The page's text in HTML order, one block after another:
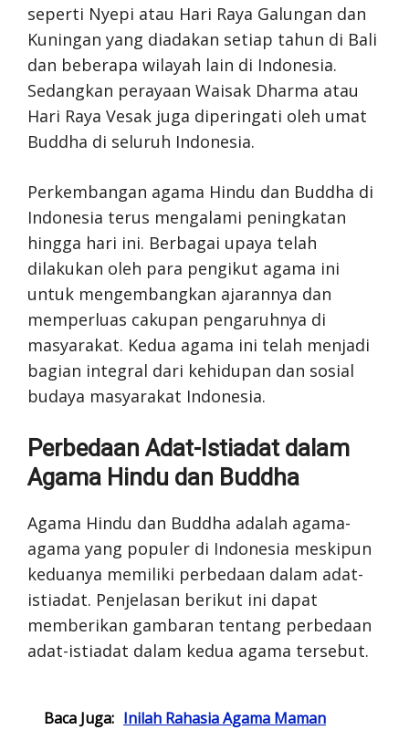
seperti Nyepi atau Hari Raya Galungan dan
Kuningan yang diadakan setiap tahun di Bali
dan beberapa wilayah lain di Indonesia.
Sedangkan perayaan Waisak Dharma atau
Hari Raya Vesak juga diperingati oleh umat
Buddha di seluruh Indonesia.
Perkembangan agama Hindu dan Buddha di
Indonesia terus mengalami peningkatan
hingga hari ini. Berbagai upaya telah
dilakukan oleh para pengikut agama ini
untuk mengembangkan ajarannya dan
memperluas cakupan pengaruhnya di
masyarakat. Kedua agama ini telah menjadi
bagian integral dari kehidupan dan sosial
budaya masyarakat Indonesia.
Perbedaan Adat-Istiadat dalam
Agama Hindu dan Buddha
Agama Hindu dan Buddha adalah agama-
agama yang populer di Indonesia meskipun
keduanya memiliki perbedaan dalam adat-
istiadat. Penjelasan berikut ini dapat
memberikan gambaran tentang perbedaan
adat-istiadat dalam kedua agama tersebut.
Baca Juga: Inilah Rahasia Agama Maman